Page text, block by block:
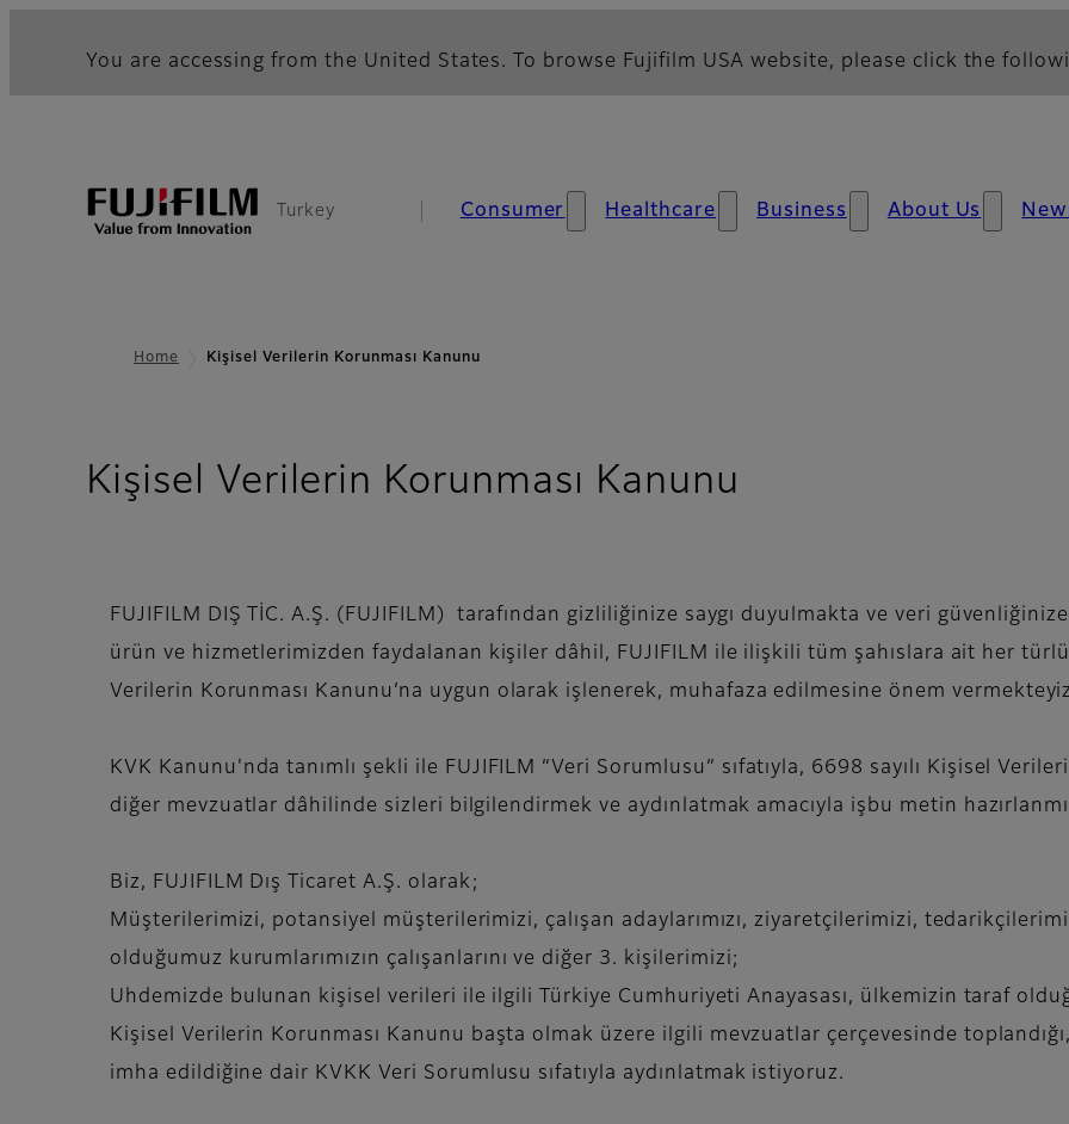
You are accessing from the United States. To browse Fujifilm USA website, please click the
Turkey Consumer Healthcare Business About Us
Home Kişisel Verilerin Korunması Kanunu
Kişisel Verilerin Korunması Kanunu
FUJIFILM DIŞ TİC. A.Ş. (FUJIFILM) tarafından gizliliğinize saygı duyulmakta ve veri
ürün ve hizmetlerimizden faydalanan kişiler dâhil, FUJIFILM ile ilişkili tüm şahıslara ait her türlü
Verilerin Korunması Kanunu’na uygun olarak işlenerek, muhafaza edilmesine önem
KVK Kanunu'nda tanımlı şekli ile FUJIFILM “Veri Sorumlusu” sıfatıyla, 6698 sayılı Kişisel
diğer mevzuatlar dâhilinde sizleri bilgilendirmek ve aydınlatmak amacıyla işbu metin
Biz, FUJIFILM Dış Ticaret A.Ş. olarak;
Müşterilerimizi, potansiyel müşterilerimizi, çalışan adaylarımızı, ziyaretçilerimizi,
olduğumuz kurumlarımızın çalışanlarını ve diğer 3. kişilerimizi;
Uhdemizde bulunan kişisel verileri ile ilgili Türkiye Cumhuriyeti Anayasası, ülkemizin taraf
Kişisel Verilerin Korunması Kanunu başta olmak üzere ilgili mevzuatlar çerçevesinde
imha edildiğine dair KVKK Veri Sorumlusu sıfatıyla aydınlatmak istiyoruz.